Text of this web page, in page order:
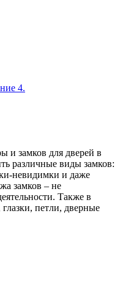
4.
и замков для дверей в
различные виды замков:
невидимки и даже
замков – не
Также в
петли, дверные